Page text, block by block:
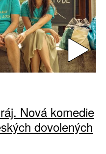
Nová komedie
dovolených